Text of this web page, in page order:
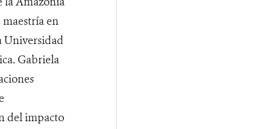
en
Universidad
Gabriela
del impacto